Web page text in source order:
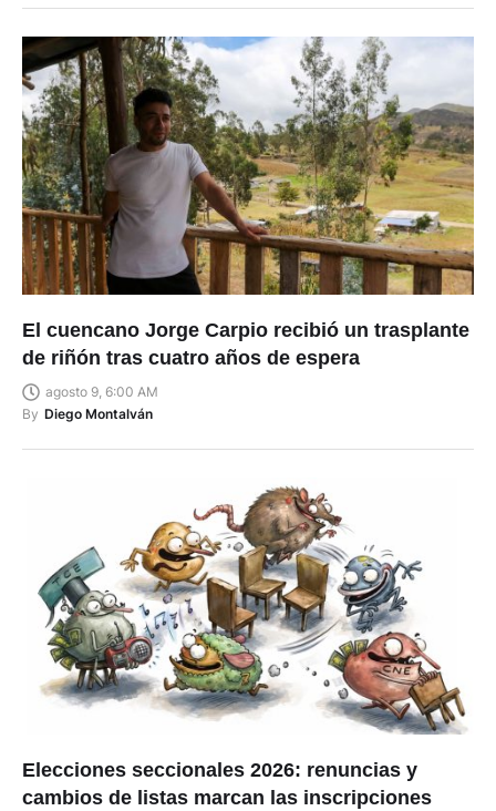
El cuencano Jorge Carpio recibió un trasplante
de riñón tras cuatro años de espera
agosto 9, 6:00 AM
By Diego Montalván
Elecciones seccionales 2026: renuncias y
cambios de listas marcan las inscripciones